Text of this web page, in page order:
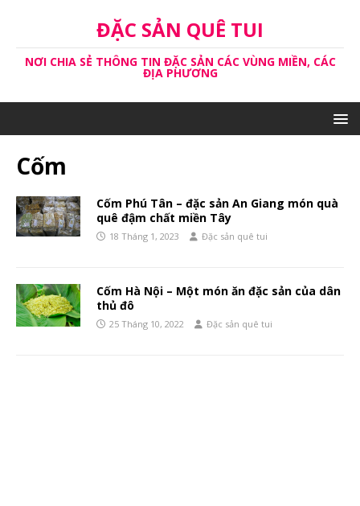
ĐẶC SẢN QUÊ TUI
NƠI CHIA SẺ THÔNG TIN ĐẶC SẢN CÁC VÙNG MIỀN, CÁC
ĐỊA PHƯƠNG
Cốm
Cốm Phú Tân – đặc sản An Giang món quà
quê đậm chất miền Tây
18 Tháng 1, 2023 Đặc sản quê tui
Cốm Hà Nội – Một món ăn đặc sản của dân
thủ đô
25 Tháng 10, 2022 Đặc sản quê tui